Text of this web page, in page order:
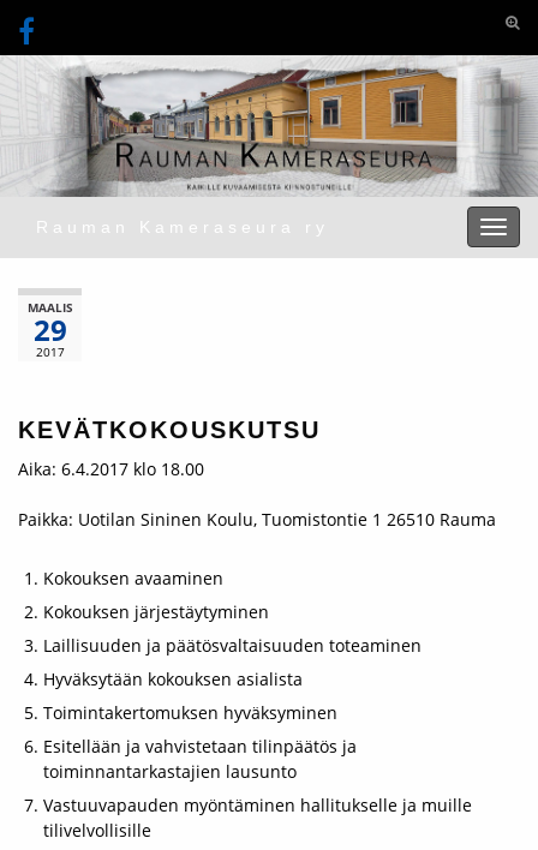
Rauman Kameraseura ry
MAALIS
29
2017
KEVÄTKOKOUSKUTSU
Aika: 6.4.2017 klo 18.00
Paikka: Uotilan Sininen Koulu, Tuomistontie 1 26510 Rauma
Kokouksen avaaminen
Kokouksen järjestäytyminen
Laillisuuden ja päätösvaltaisuuden toteaminen
Hyväksytään kokouksen asialista
Toimintakertomuksen hyväksyminen
Esitellään ja vahvistetaan tilinpäätös ja
toiminnantarkastajien lausunto
Vastuuvapauden myöntäminen hallitukselle ja muille
tilivelvollisille